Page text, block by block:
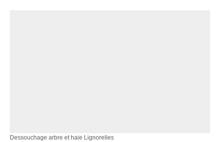
Dessouchage arbre et haie Lignorelles